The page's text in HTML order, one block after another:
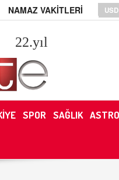
NAMAZ VAKİTLERİ USD
22.yıl
SPOR SAĞLIK